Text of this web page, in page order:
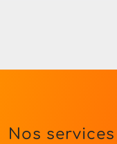
Nos services